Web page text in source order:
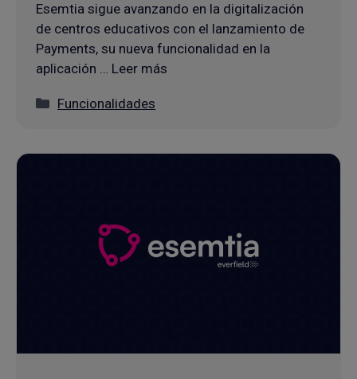
Esemtia sigue avanzando en la digitalización
de centros educativos con el lanzamiento de
Payments, su nueva funcionalidad en la
aplicación … Leer más
Categorías
Funcionalidades